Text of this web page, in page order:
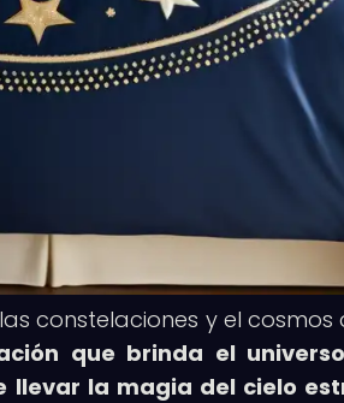
constelaciones y el
que brinda el
llevar la magia del cielo